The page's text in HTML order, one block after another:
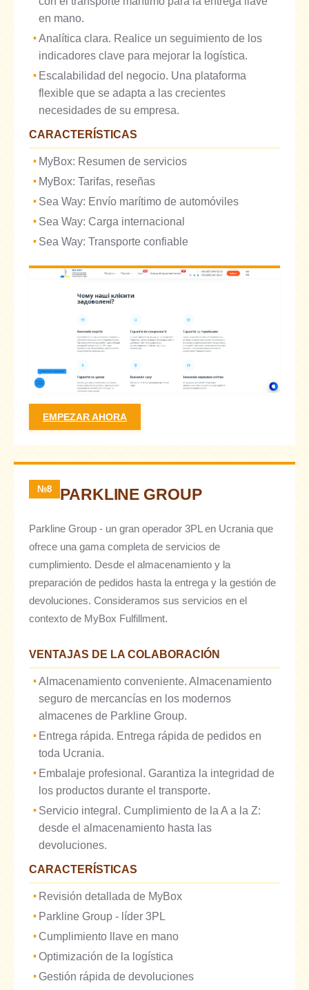
en mano.
Analítica clara. Realice un seguimiento de los
indicadores clave para mejorar la logística.
Escalabilidad del negocio. Una plataforma
flexible que se adapta a las crecientes
necesidades de su empresa.
CARACTERÍSTICAS
MyBox: Resumen de servicios
MyBox: Tarifas, reseñas
Sea Way: Envío marítimo de automóviles
Sea Way: Carga internacional
Sea Way: Transporte confiable
EMPEZAR AHORA
№8 PARKLINE GROUP
Parkline Group - un gran operador 3PL en Ucrania que
ofrece una gama completa de servicios de
cumplimiento. Desde el almacenamiento y la
preparación de pedidos hasta la entrega y la gestión de
devoluciones. Consideramos sus servicios en el
contexto de MyBox Fulfillment.
VENTAJAS DE LA COLABORACIÓN
Almacenamiento conveniente. Almacenamiento
seguro de mercancías en los modernos
almacenes de Parkline Group.
Entrega rápida. Entrega rápida de pedidos en
toda Ucrania.
Embalaje profesional. Garantiza la integridad de
los productos durante el transporte.
Servicio integral. Cumplimiento de la A a la Z:
desde el almacenamiento hasta las
devoluciones.
CARACTERÍSTICAS
Revisión detallada de MyBox
Parkline Group - líder 3PL
Cumplimiento llave en mano
Optimización de la logística
Gestión rápida de devoluciones